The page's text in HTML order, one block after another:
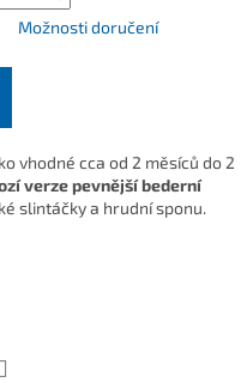
Možnosti doručení
vhodné cca od 2 měsíců do 2
verze pevnější bederní
slintáčky a hrudnísponu.